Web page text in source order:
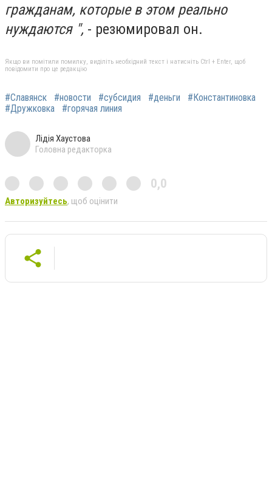
гражданам, которые в этом реально
нуждаются ", - резюмировал он.
Якщо ви помітили помилку, виділіть необхідний текст і натисніть Ctrl + Enter, щоб
повідомити про це редакцію
#Славянск #новости #субсидия #деньги
#Константиновка
#Дружковка
#горячая линия
Лідія Хаустова
Головна редакторка
0,0
Авторизуйтесь, щоб оцінити